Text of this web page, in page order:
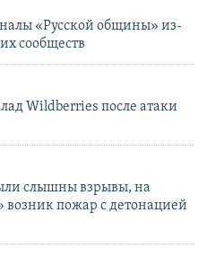
«Русской общины» из-
сообществ
Wildberries после атаки
слышны взрывы, на
возник пожар с детонацией